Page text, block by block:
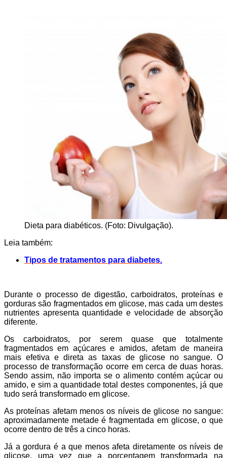
Dieta para diabéticos. (Foto: Divulgação).
Leia também:
Tipos de tratamentos para diabetes.
Durante o processo de digestão, carboidratos, proteínas e
gorduras são fragmentados em glicose, mas cada um destes
nutrientes apresenta quantidade e velocidade de absorção
diferente.
Os carboidratos, por serem quase que totalmente
fragmentados em açúcares e amidos, afetam de maneira
mais efetiva e direta as taxas de glicose no sangue. O
processo de transformação ocorre em cerca de duas horas.
Sendo assim, não importa se o alimento contém açúcar ou
amido, e sim a quantidade total destes componentes, já que
tudo será transformado em glicose.
As proteínas afetam menos os níveis de glicose no sangue:
aproximadamente metade é fragmentada em glicose, o que
ocorre dentro de três a cinco horas.
Já a gordura é a que menos afeta diretamente os níveis de
glicose, uma vez que a porcentagem transformada na